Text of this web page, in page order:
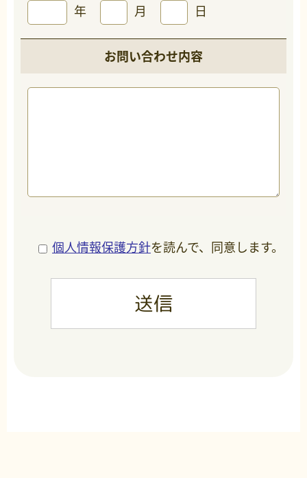
年 月 日
お問い合わせ内容
個人情報保護方針を読んで、同意します。